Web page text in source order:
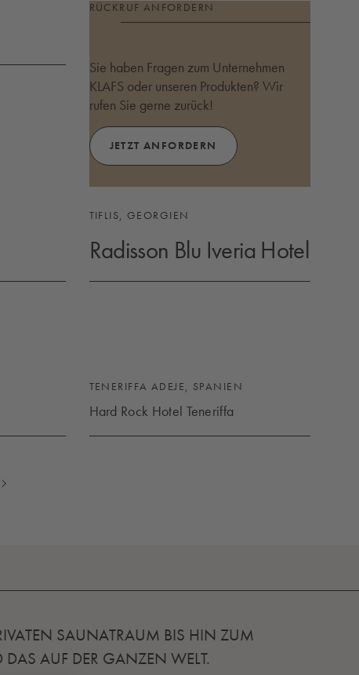
RÜCKRUF ANFORDERN
Sie haben Fragen zum Unternehmen
KLAFS oder unseren Produkten? Wir
rufen Sie gerne zurück!
JETZT ANFORDERN
TIFLIS, GEORGIEN
Radisson Blu Iveria Hotel
TENERIFFA ADEJE, SPANIEN
Hard Rock Hotel Teneriffa
SAUNATRAUM BIS HIN ZUM
AUF DER GANZEN WELT.